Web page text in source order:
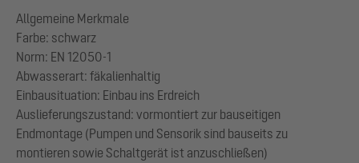
Allgemeine Merkmale
Farbe: schwarz
Norm: EN 12050-1
Abwasserart: fäkalienhaltig
Einbausituation: Einbau ins Erdreich
Auslieferungszustand: vormontiert zur bauseitigen
Endmontage (Pumpen und Sensorik sind bauseits zu
montieren sowie Schaltgerät ist anzuschließen)